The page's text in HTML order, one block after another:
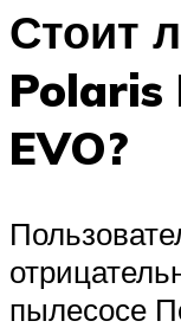
Стоит
Polaris
EVO?
пылесосе